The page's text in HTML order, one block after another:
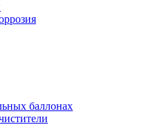
баллонах